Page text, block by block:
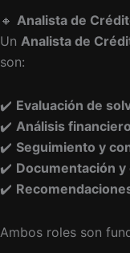
🔸 Analista de
Un Analista de
son:
✔️ Evaluación de
✔️ Análisis financiero
✔️ Seguimiento y
✔️ Documentación
✔️
Ambos roles son